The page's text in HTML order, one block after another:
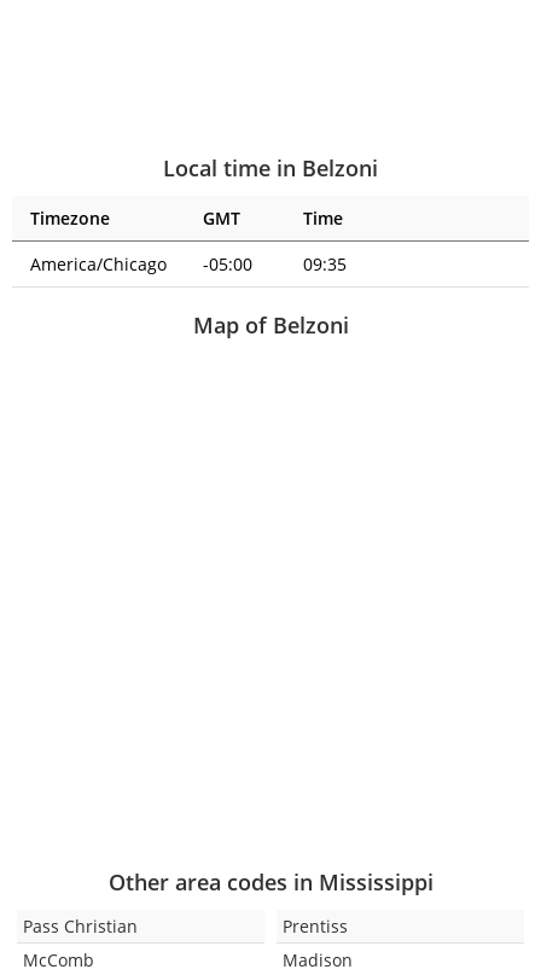
Local time in Belzoni
Timezone GMT
Time
America/Chicago
-05:00 09:35
Map of Belzoni
Other area codes in Mississippi
Pass Christian
McComb
Prentiss
Madison